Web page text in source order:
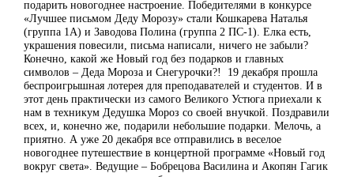
подарить новогоднее настроение. Победителями в конкурсе
«Лучшее письмом Деду Морозу» стали Кошкарева Наталья
(группа 1А) и Заводова Полина (группа 2 ПС-1). Елка есть,
украшения повесили, письма написали, ничего не забыли?
Конечно, какой же Новый год без подарков и главных
символов – Деда Мороза и Снегурочки?! 19 декабря прошла
беспроигрышная лотерея для преподавателей и студентов. И в
этот день практически из самого Великого Устюга приехали к
нам в техникум Дедушка Мороз со своей внучкой. Поздравили
всех, и, конечно же, подарили небольшие подарки. Мелочь, а
приятно. А уже 20 декабря все отправились в веселое
новогоднее путешествие в концертной программе «Новый год
вокруг света». Ведущие – Бобрецова Василина и Акопян Гагик